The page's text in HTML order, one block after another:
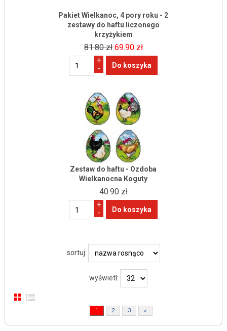
Pakiet Wielkanoc, 4 pory roku - 2
zestawy do haftu liczonego
krzyżykiem
81.80 zł 69.90 zł
+
-
Zestaw do haftu - Ozdoba
Wielkanocna Koguty
40.90 zł
+
-
sortuj:
wyświetl:
1 2 3 »